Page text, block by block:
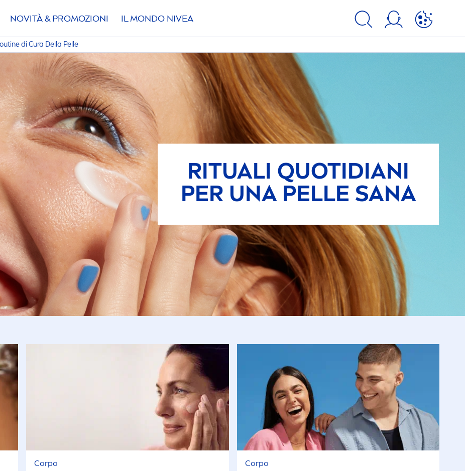
NOVITÀ & PROMOZIONI IL MONDO NIVEA
di Cura Della Pelle
RITUALI QUOTIDIANI
PER UNA PELLE SANA
Corpo Corpo